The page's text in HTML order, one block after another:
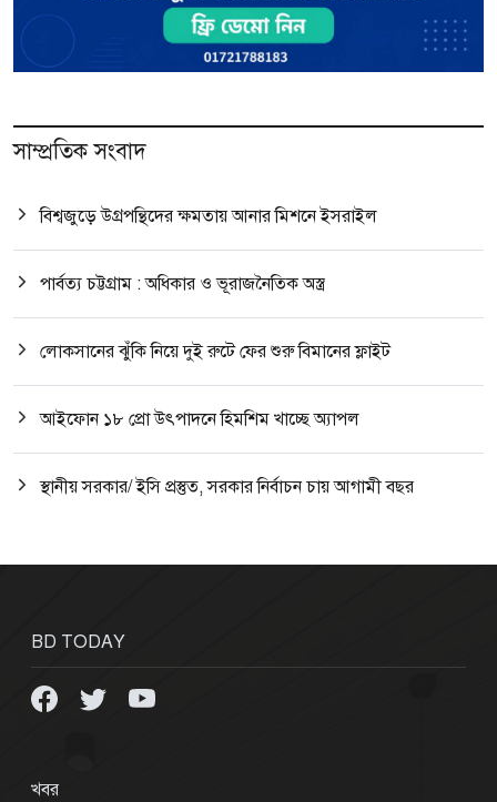
সাম্প্রতিক সংবাদ
বিশ্বজুড়ে উগ্রপন্থিদের ক্ষমতায় আনার মিশনে ইসরাইল
পার্বত্য চট্টগ্রাম : অধিকার ও ভূরাজনৈতিক অস্ত্র
লোকসানের ঝুঁকি নিয়ে দুই রুটে ফের শুরু বিমানের ফ্লাইট
আইফোন ১৮ প্রো উৎপাদনে হিমশিম খাচ্ছে অ্যাপল
স্থানীয় সরকার/ ইসি প্রস্তুত, সরকার নির্বাচন চায় আগামী বছর
BD TODAY
খবর